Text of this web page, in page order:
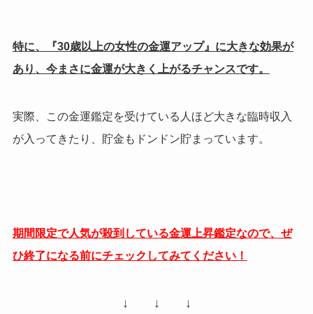
特に、『30歳以上の女性の金運アップ』に大きな効果が
あり、今まさに金運が大きく上がるチャンスです。
実際、この金運鑑定を受けている人ほど大きな臨時収入
が入ってきたり、貯金もドンドン貯まっています。
期間限定で人気が殺到している金運上昇鑑定なので、ぜ
ひ終了になる前にチェックしてみてください！
↓ ↓ ↓